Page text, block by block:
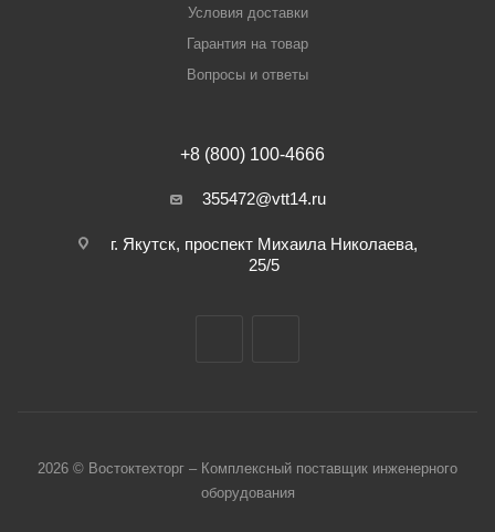
Условия доставки
Гарантия на товар
Вопросы и ответы
+8 (800) 100-4666
355472@vtt14.ru
г. Якутск, проспект Михаила Николаева,
25/5
2026 © Востоктехторг – Комплексный поставщик инженерного
оборудования